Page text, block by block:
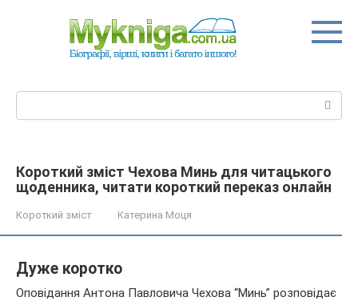
Короткий зміст Чехова Минь для читацького
щоденника, читати короткий переказ онлайн
Короткий зміст Катерина Моця
Дуже коротко
Оповідання Антона Павловича Чехова “Минь” розповідає